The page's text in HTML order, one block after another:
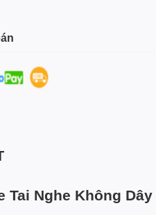
Tai Nghe Không